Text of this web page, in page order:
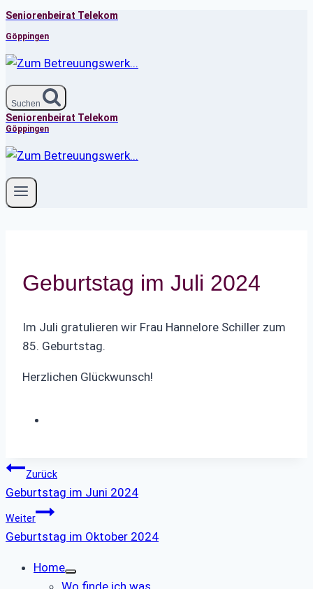
Zum
Inhalt
springen
Seniorenbeirat Telekom
Göppingen
Suchen
Seniorenbeirat Telekom
Göppingen
Geburtstag im Juli 2024
Im Juli gratulieren wir Frau Hannelore Schiller zum
85. Geburtstag.
Herzlichen Glückwunsch!
Beitragsnavigation
Zurück
Geburtstag im Juni 2024
Weiter
Geburtstag im Oktober 2024
Home